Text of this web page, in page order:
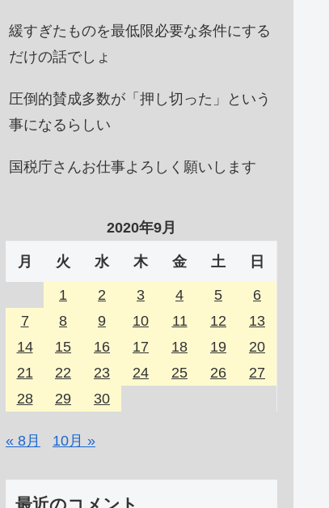
緩すぎたものを最低限必要な条件にする
だけの話でしょ
圧倒的賛成多数が「押し切った」という
事になるらしい
国税庁さんお仕事よろしく願いします
2020年9月
月 火 水 木 金 土 日
1 2 3 4 5
6
7
8 9 10 11 12
13
14
15 16 17 18 19
20
21
22 23 24 25 26
27
28
29 30
« 8月 10月 »